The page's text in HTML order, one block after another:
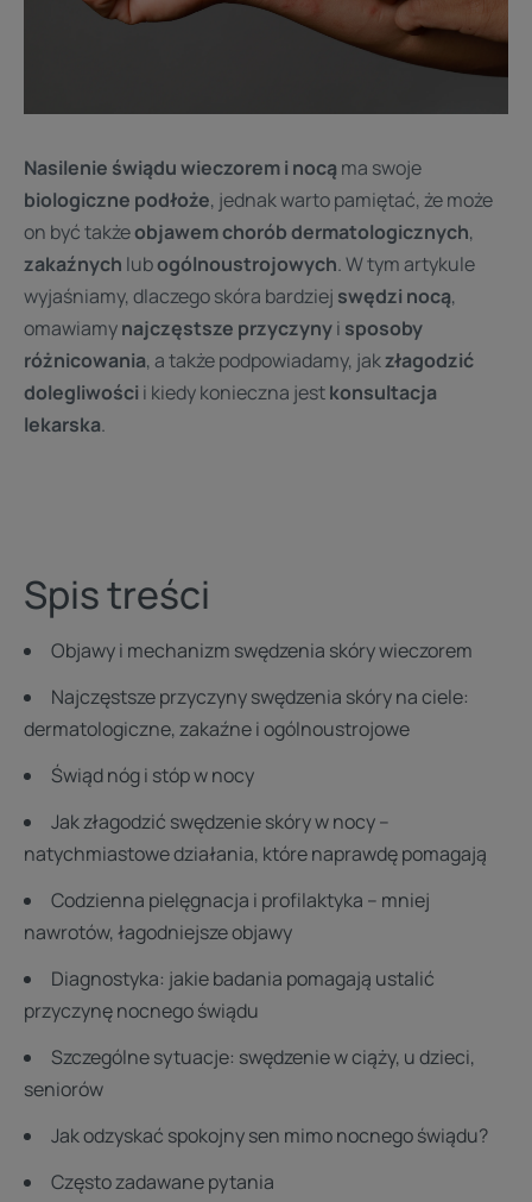
Nasilenie świądu wieczorem i nocąma swoje
biologiczne podłoże, jednak warto pamiętać, że może
on być takżeobjawem chorób dermatologicznych,
zakaźnych lubogólnoustrojowych. W tym artykule
wyjaśniamy, dlaczego skóra bardziej swędzi nocą,
omawiamynajczęstsze przyczynyi sposoby
różnicowania, a także podpowiadamy, jakzłagodzić
dolegliwości i kiedy konieczna jestkonsultacja
lekarska.
Spis treści
Objawy i mechanizm swędzenia skóry wieczorem
Najczęstsze przyczyny swędzenia skóry na ciele:
dermatologiczne, zakaźne i ogólnoustrojowe
Świąd nóg i stóp w nocy
Jak złagodzić swędzenie skóry w nocy –
natychmiastowe działania, które naprawdę pomagają
Codzienna pielęgnacja i profilaktyka – mniej
nawrotów, łagodniejsze objawy
Diagnostyka: jakie badania pomagają ustalić
przyczynę nocnego świądu
Szczególne sytuacje: swędzenie w ciąży, u dzieci,
seniorów
Jak odzyskać spokojny sen mimo nocnego świądu?
Często zadawane pytania